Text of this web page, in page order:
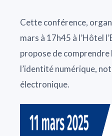
Cette conférence,
mars à 17h45 à l’Hôtel
propose de comprendre
l’identité numérique,
électronique.